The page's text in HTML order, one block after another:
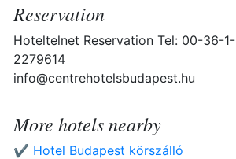
Reservation
Hoteltelnet Reservation Tel: 00-36-1-
2279614
info@centrehotelsbudapest.hu
More hotels nearby
✔️ Hotel Budapest körszálló